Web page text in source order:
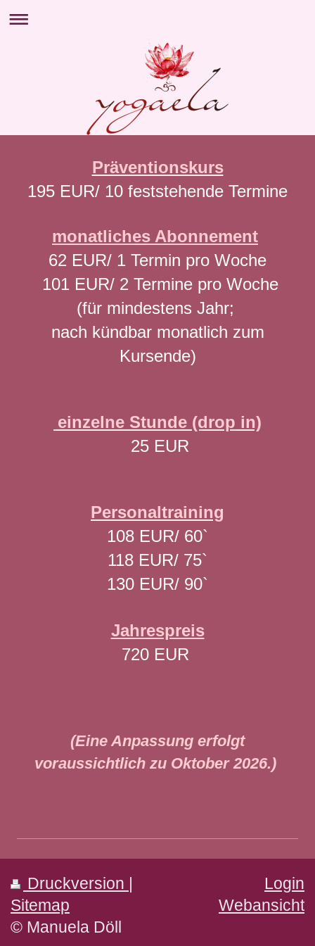
Präventionskurs
195 EUR/ 10 feststehende Termine
monatliches Abonnement
62 EUR/ 1 Termin pro Woche
101 EUR/ 2 Termine pro Woche
(für mindestens Jahr;
nach kündbar monatlich zum
Kursende)
einzelne Stunde (drop in)
25 EUR
Personaltraining
108 EUR/ 60`
118 EUR/ 75`
130 EUR/ 90`
Jahrespreis
720 EUR
(Eine Anpassung erfolgt
voraussichtlich zu Oktober 2026.)
Druckversion |
Sitemap
© Manuela Döll
Login
Webansicht